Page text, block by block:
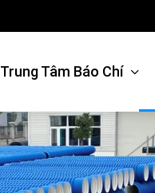
Trung Tâm Báo Chí